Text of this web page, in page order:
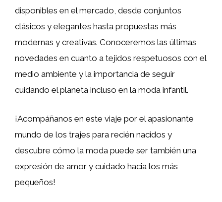
disponibles en el mercado, desde conjuntos
clásicos y elegantes hasta propuestas más
modernas y creativas. Conoceremos las últimas
novedades en cuanto a tejidos respetuosos con el
medio ambiente y la importancia de seguir
cuidando el planeta incluso en la moda infantil.
¡Acompáñanos en este viaje por el apasionante
mundo de los trajes para recién nacidos y
descubre cómo la moda puede ser también una
expresión de amor y cuidado hacia los más
pequeños!